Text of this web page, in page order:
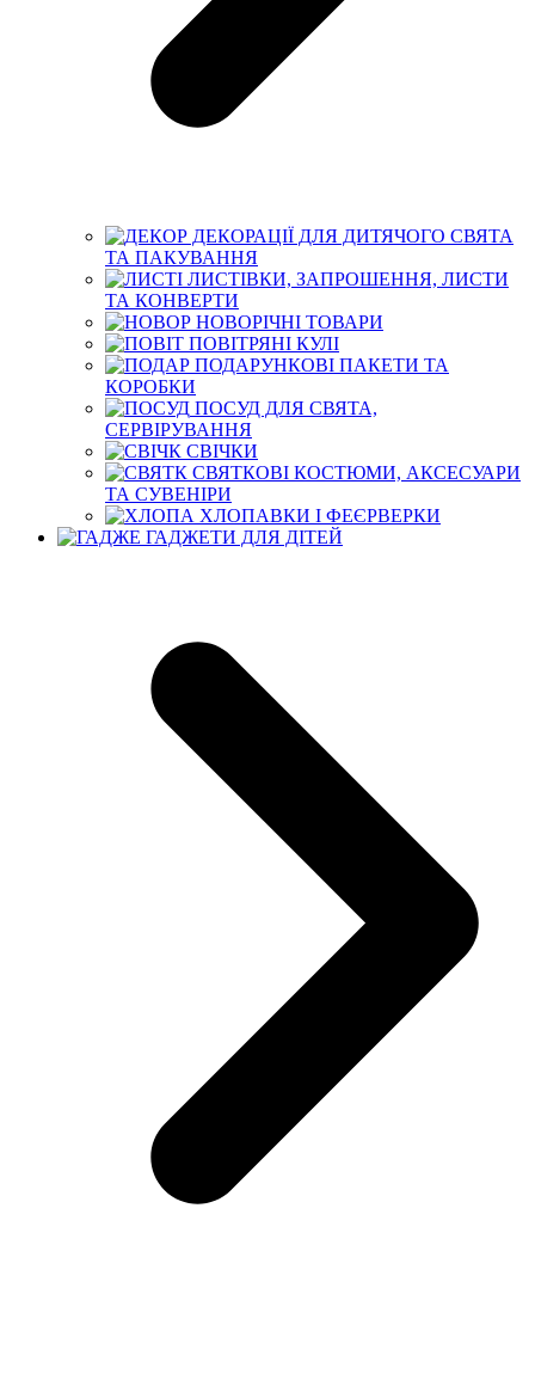
ДЕКОРАЦІЇ ДЛЯ ДИТЯЧОГО СВЯТА
ТА ПАКУВАННЯ
ЛИСТІВКИ, ЗАПРОШЕННЯ, ЛИСТИ
ТА КОНВЕРТИ
НОВОРІЧНІ ТОВАРИ
ПОВІТРЯНІ КУЛІ
ПОДАРУНКОВІ ПАКЕТИ ТА
КОРОБКИ
ПОСУД ДЛЯ СВЯТА,
СЕРВІРУВАННЯ
СВІЧКИ
СВЯТКОВІ КОСТЮМИ, АКСЕСУАРИ
ТА СУВЕНІРИ
ХЛОПАВКИ І ФЕЄРВЕРКИ
ГАДЖЕТИ ДЛЯ ДІТЕЙ